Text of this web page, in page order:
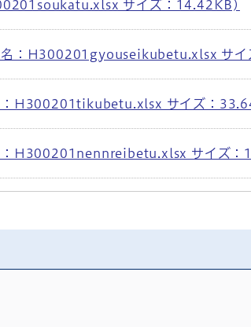
サイズ：14.42KB)
名：H300201gyouseikubetu.xlsx サ
：H300201tikubetu.xlsx サイズ：
：H300201nennreibetu.xlsx サイズ：